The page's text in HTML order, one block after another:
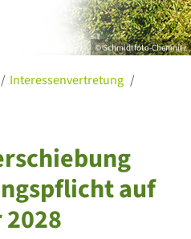
© Schmidtfoto-Chemnitz
Interessenvertretung
auf